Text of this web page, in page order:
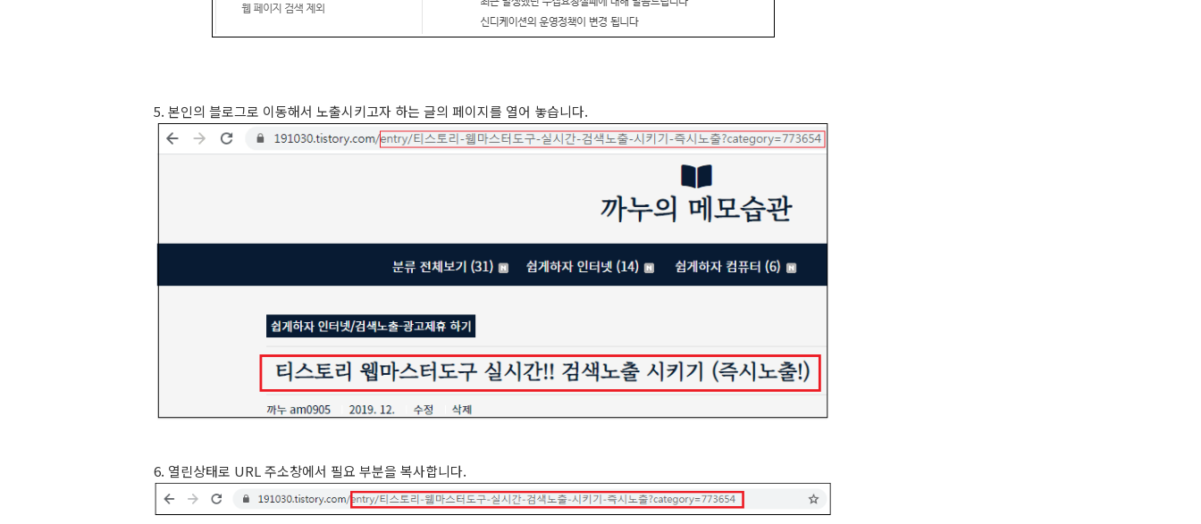
5. 본인의 블로그로 이동해서 노출시키고자 하는 글의 페이지를 열어 놓습니다.
6. 열린상태로 URL 주소창에서 필요 부분을 복사합니다.